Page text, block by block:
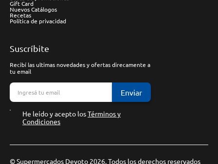
Gift Card
Nuevos Catálogos
Recetas
Política de privacidad
Suscríbite
Recibí las ultimas novedades y ofertas direcamente a
tu email
Enviar
He leído y acepto losTérminos y
Condiciones
© Supermercados Devoto 2026. Todos los derechos reservados